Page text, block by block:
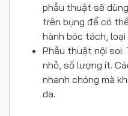
phẫu thuật sẽ
trên bụng để có
hành bóc tách, loại
Phẫu thuật nội soi:
nhỏ, số lượng ít.
nhanh chóng mà
da.